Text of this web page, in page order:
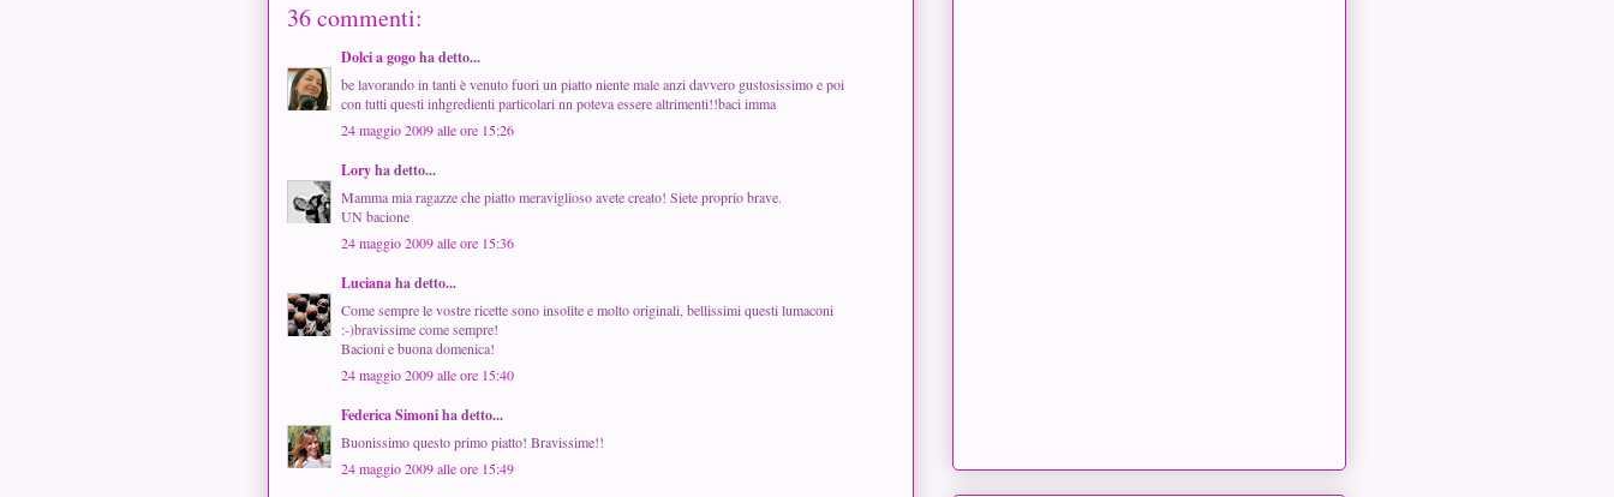
36 commenti:
Dolci a gogoha detto...
be lavorando in tanti è venuto fuori un piatto niente male anzi davvero gustosissimo e poi
con tutti questi inhgredienti particolari nn poteva essere altrimenti!!baci imma
24 maggio 2009 alle ore 15:26
Loryha detto...
Mamma mia ragazze che piatto meraviglioso avete creato! Siete proprio brave.
UN bacione
24 maggio 2009 alle ore 15:36
Lucianaha detto...
Come sempre le vostre ricette sono insolite e molto originali, bellissimi questi lumaconi
:-)bravissime come sempre!
Bacioni e buona domenica!
24 maggio 2009 alle ore 15:40
Federica Simoniha detto...
Buonissimo questo primo piatto! Bravissime!!
24 maggio 2009 alle ore 15:49